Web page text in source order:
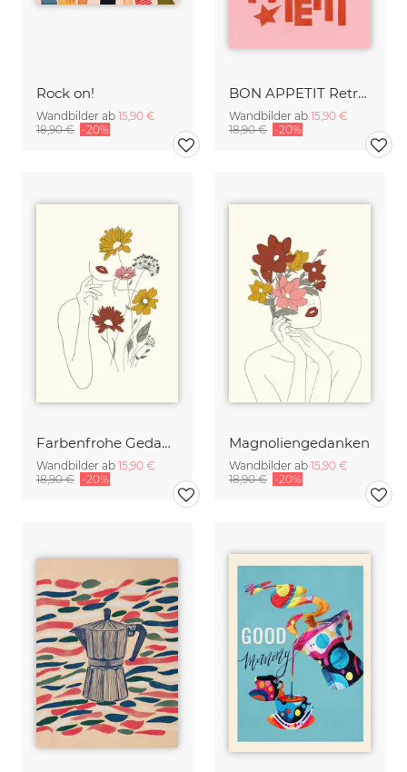
Rock on!
Wandbilder ab 15,90 €
18,90 € -20%
BON APPETIT Retro Painted Typography - Kitchen Fine Art Print
Wandbilder ab 15,90 €
18,90 € -20%
Farbenfrohe Gedanken
Wandbilder ab 15,90 €
18,90 € -20%
Magnoliengedanken
Wandbilder ab 15,90 €
18,90 € -20%